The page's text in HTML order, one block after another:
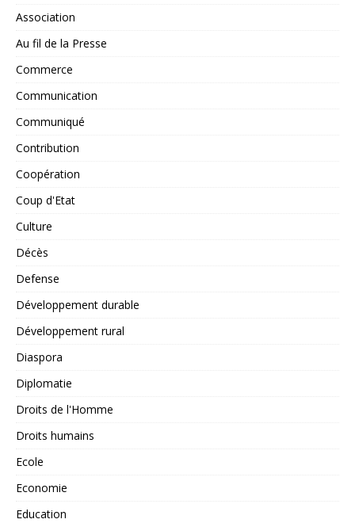
Association
Au fil de la Presse
Commerce
Communication
Communiqué
Contribution
Coopération
Coup d'Etat
Culture
Décès
Defense
Développement durable
Développement rural
Diaspora
Diplomatie
Droits de l'Homme
Droits humains
Ecole
Economie
Education